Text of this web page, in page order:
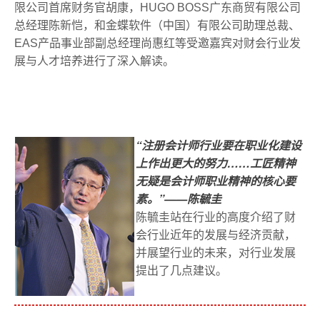
限公司首席财务官胡康，HUGO BOSS广东商贸有限公司
总经理陈新恺，和金蝶软件（中国）有限公司助理总裁、
EAS产品事业部副总经理尚惠红等受邀嘉宾对财会行业发
展与人才培养进行了深入解读。
“注册会计师行业要在职业化建设
上作出更大的努力……工匠精神
无疑是会计师职业精神的核心要
素。”——陈毓圭
陈毓圭站在行业的高度介绍了财
会行业近年的发展与经济贡献，
并展望行业的未来，对行业发展
提出了几点建议。